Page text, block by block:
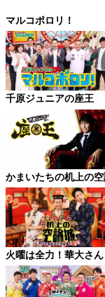
マルコポロリ！
千原ジュニアの座王
かまいたちの机上の
火曜は全力！華大さ